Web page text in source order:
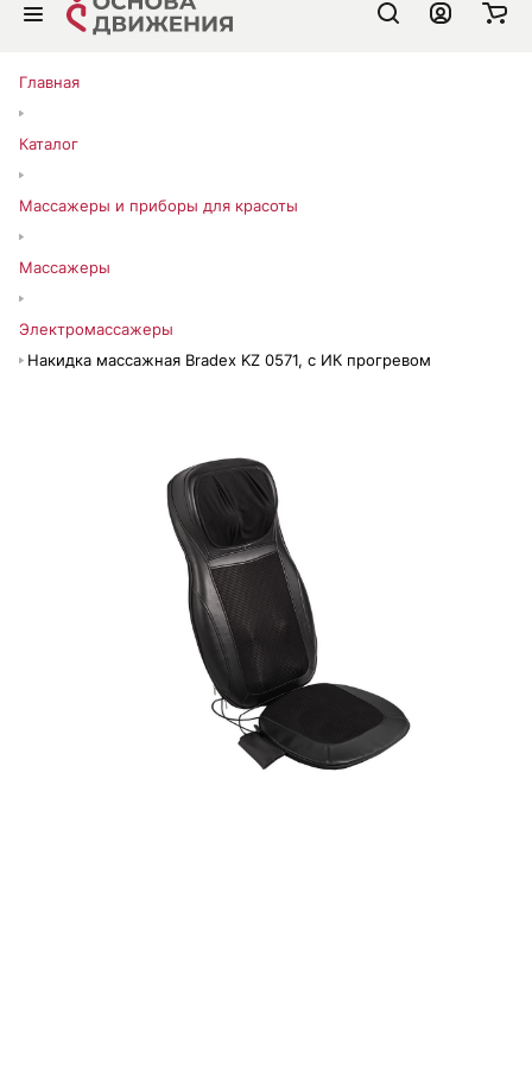
Главная
Каталог
Массажеры и приборы для красоты
Массажеры
Электромассажеры
Накидка массажная Bradex KZ 0571, с ИК прогревом